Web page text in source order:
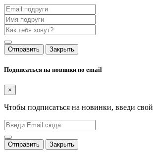
Отправить Закрыть
Подписаться на новинки по email
×
Чтобы подписаться на новинки, введи
Отправить Закрыть